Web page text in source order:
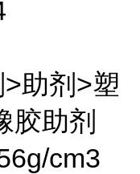
助剂>塑
胶助剂
cm3